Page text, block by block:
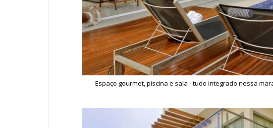
Espaço gourmet, piscina e sala - tudo integrado nessa